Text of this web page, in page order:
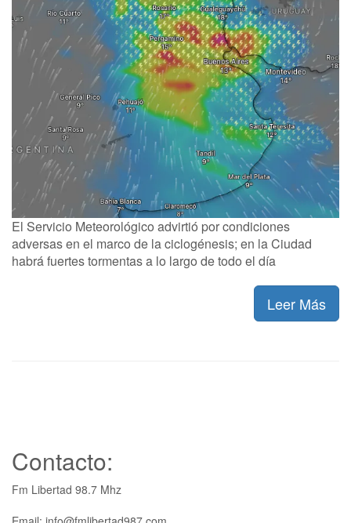
El Servicio Meteorológico advirtió por condiciones
adversas en el marco de la ciclogénesis; en la Ciudad
habrá fuertes tormentas a lo largo de todo el día
Leer Más
Contacto:
Fm Libertad 98.7 Mhz